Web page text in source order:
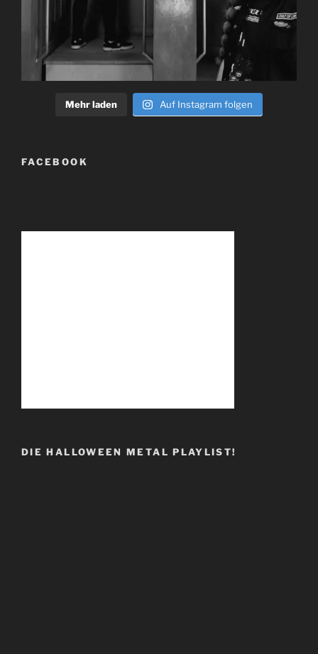
Mehr laden Auf Instagram folgen
FACEBOOK
DIE HALLOWEEN METAL PLAYLIST!